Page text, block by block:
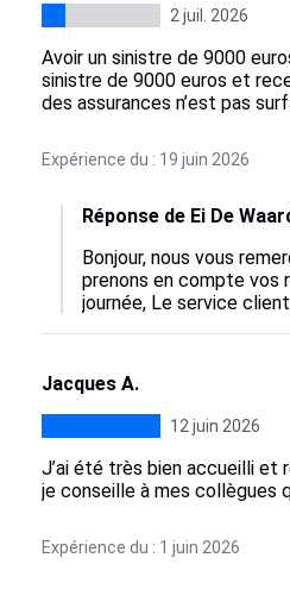
2 juil. 2026
Avoir un sinistre de 9000
sinistre de 9000 euros et
des assurances n’est pas
Expérience du : 19 juin 2026
Réponse de Ei De
Bonjour, nous vous
prenons en compte vos
journée, Le service client
Jacques A.
12 juin 2026
J’ai été très bien accueilli et
je conseille à mes collègues
Expérience du : 1 juin 2026